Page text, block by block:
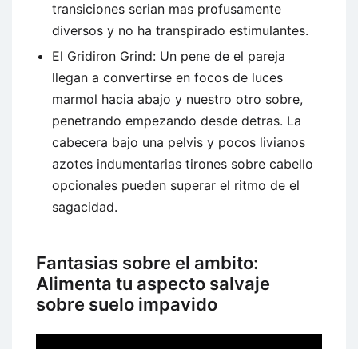
transiciones serian mas profusamente
diversos y no ha transpirado estimulantes.
El Gridiron Grind: Un pene de el pareja
llegan a convertirse en focos de luces
marmol hacia abajo y nuestro otro sobre,
penetrando empezando desde detras. La
cabecera bajo una pelvis y pocos livianos
azotes indumentarias tirones sobre cabello
opcionales pueden superar el ritmo de el
sagacidad.
Fantasias sobre el ambito:
Alimenta tu aspecto salvaje
sobre suelo impavido